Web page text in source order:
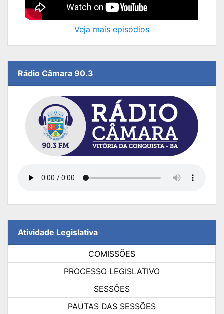
Veja mais episódios
Rádio Câmara 90.3
Atividade Legislativa
COMISSÕES
PROCESSO LEGISLATIVO
SESSÕES
PAUTAS DAS SESSÕES